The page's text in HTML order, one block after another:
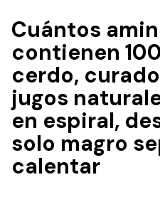
Cuántos
contienen
cerdo,
jugos
en espiral,
solo magro
calentar